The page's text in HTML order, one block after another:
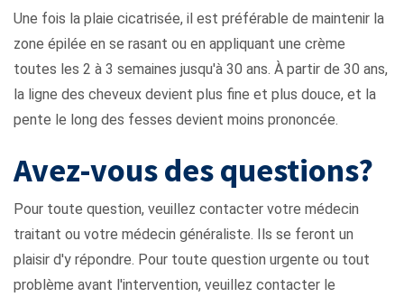
Une fois la plaie cicatrisée, il est préférable de maintenir la
zone épilée en se rasant ou en appliquant une crème
toutes les 2 à 3 semaines jusqu'à 30 ans. À partir de 30 ans,
la ligne des cheveux devient plus fine et plus douce, et la
pente le long des fesses devient moins prononcée.
Avez-vous des questions?
Pour toute question, veuillez contacter votre médecin
traitant ou votre médecin généraliste. Ils se feront un
plaisir d'y répondre. Pour toute question urgente ou tout
problème avant l'intervention, veuillez contacter le